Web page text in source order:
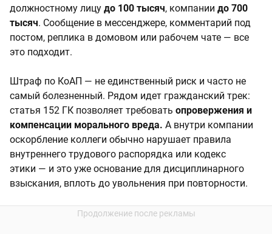
должностному лицу до 100 тысяч, компании до 700
тысяч. Сообщение в мессенджере, комментарий под
постом, реплика в домовом или рабочем чате — все
это подходит.
Штраф по КоАП — не единственный риск и часто не
самый болезненный. Рядом идет гражданский трек:
статья 152 ГК позволяет требовать опровержения и
компенсации морального вреда. А внутри компании
оскорбление коллеги обычно нарушает правила
внутреннего трудового распорядка или кодекс
этики — и это уже основание для дисциплинарного
взыскания, вплоть до увольнения при повторности.